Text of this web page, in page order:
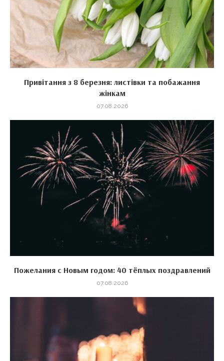
Привітання з 8 березня: листівки та побажання
жінкам
07.08.2026
Пожелания с Новым годом: 40 тёплых поздравлений
07.08.2026